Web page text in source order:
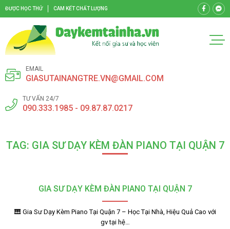
ĐƯỢC HỌC THỬ CAM KẾT CHẤT LƯỢNG
EMAIL
GIASUTAINANGTRE.VN@GMAIL.COM
TƯ VẤN 24/7
090.333.1985 - 09.87.87.0217
TAG: GIA SƯ DẠY KÈM ĐÀN PIANO TẠI QUẬN 7
GIA SƯ DẠY KÈM ĐÀN PIANO TẠI QUẬN 7
🎹 Gia Sư Dạy Kèm Piano Tại Quận 7 – Học Tại Nhà, Hiệu Quả Cao với
gv tại hệ…